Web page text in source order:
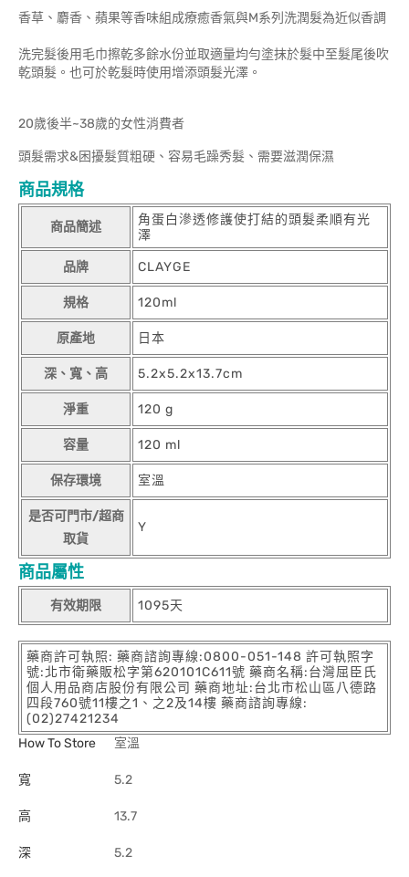
香草、麝香、蘋果等香味組成療癒香氣與M系列洗潤髮為近似香調
洗完髮後用毛巾擦乾多餘水份並取適量均勻塗抹於髮中至髮尾後吹
乾頭髮。也可於乾髮時使用增添頭髮光澤。
20歲後半~38歲的女性消費者
頭髮需求&困擾髮質粗硬、容易毛躁秀髮、需要滋潤保濕
商品規格
商品簡述
角蛋白滲透修護使打結的頭髮柔順有光
澤
品牌 CLAYGE
規格 120ml
原產地 日本
深、寬、高 5.2x5.2x13.7cm
淨重 120 g
容量 120 ml
保存環境 室溫
是否可門市/超商
取貨
Y
商品屬性
有效期限 1095天
藥商許可執照: 藥商諮詢專線:0800-051-148 許可執照字
號:北市衛藥販松字第620101C611號 藥商名稱:台灣屈臣氏
個人用品商店股份有限公司 藥商地址:台北市松山區八德路
四段760號11樓之1、之2及14樓 藥商諮詢專線:
(02)27421234
How To Store
室溫
寬 5.2
高 13.7
深 5.2